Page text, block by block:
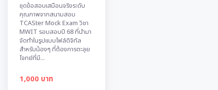
ชุดข้อสอบเสมือนจริงระดับ
คุณภาพจากสนามสอบ
TCASter Mock Exam วิชา
MWIT รอบสอบปี 68 ที่นำมา
จัดทำในรูปแบบไฟล์ดิจิทัล
สำหรับน้องๆ ที่ต้องการตะลุย
โจทย์ที่มี...
1,000 บาท